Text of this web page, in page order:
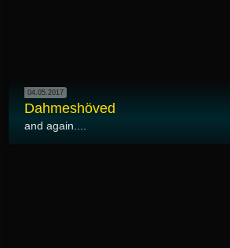
04.05.2017
Dahmeshöved
and again....